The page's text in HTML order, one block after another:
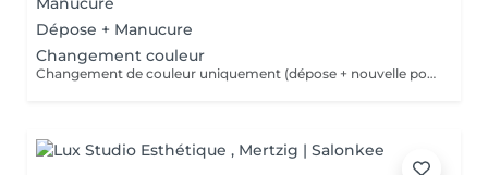
Dépose + Manucure
Changement couleur
Changement de couleur uniquement (dépose + nouvelle pose de couleur) sans autre prestation de manucure.